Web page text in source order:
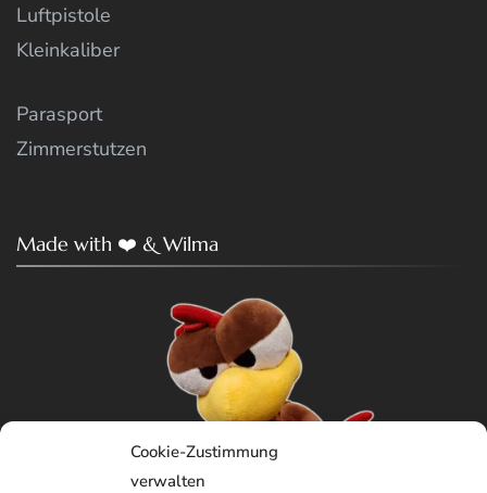
Cookie-Zustimmung
verwalten
Luftpistole
Kleinkaliber
Parasport
Zimmerstutzen
Made with ❤️ & Wilma